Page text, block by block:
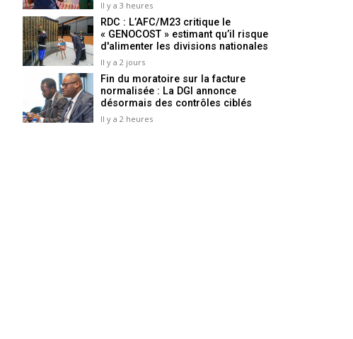
Il y a 3 heures
RDC : L’AFC/M23 critique le
« GENOCOST » estimant qu’il risque
d'alimenter les divisions nationales
Il y a 2 jours
Fin du moratoire sur la facture
normalisée : La DGI annonce
désormais des contrôles ciblés
Il y a 2 heures